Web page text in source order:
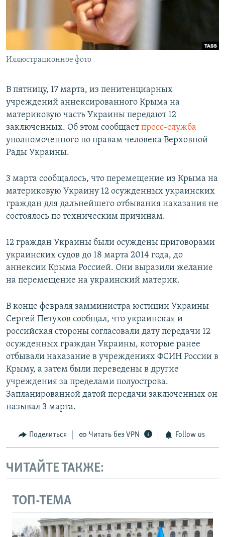
ПОБЕДИТЕЛЕЙ НЕ СУДЯТ?
КРЫМ.НЕПОКОРЕННЫЙ
УКРАИНСКАЯ ПРОБЛЕМА КРЫМА
Иллюстрационное фото
В пятницу, 17 марта, из пенитенциарных
учреждений аннексированного Крыма на
материковую часть Украины передают 12
заключенных. Об этом сообщаетпресс-служба
уполномоченного по правам человека Верховной
Рады Украины.
3 марта сообщалось, что перемещение из Крыма на
материковую Украину 12 осужденных украинских
граждан для дальнейшего отбывания наказания не
состоялось по техническим причинам.
12 граждан Украины были осуждены приговорами
украинских судов до 18 марта 2014 года, до
аннексии Крыма Россией. Они выразили желание
на перемещение на украинский материк.
В конце февраля замминистра юстиции Украины
Сергей Петухов сообщал, что украинская и
российская стороны согласовали дату передачи 12
осужденных граждан Украины, которые ранее
отбывали наказание в учреждениях ФСИН России в
Крыму, а затем были переведены в другие
учреждения за пределами полуострова.
Запланированной датой передачи заключенных он
называл 3 марта.
Поделиться Читать без VPN Follow us
ЧИТАЙТЕ ТАКЖЕ:
ТОП-ТЕМА